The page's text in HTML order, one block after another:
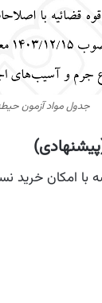
جدول مواد آزمون حیطه